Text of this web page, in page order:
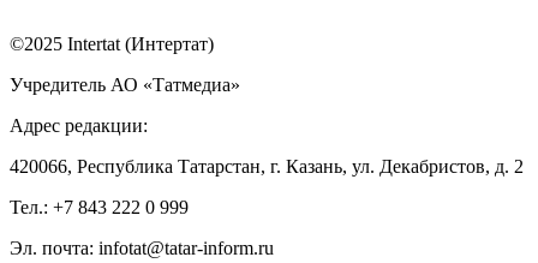
©2025 Intertat (Интертат)
Учредитель АО «Татмедиа»
Адрес редакции:
420066, Республика Татарстан, г. Казань, ул. Декабристов, д. 2
Тел.: +7 843 222 0 999
Эл. почта: infotat@tatar-inform.ru